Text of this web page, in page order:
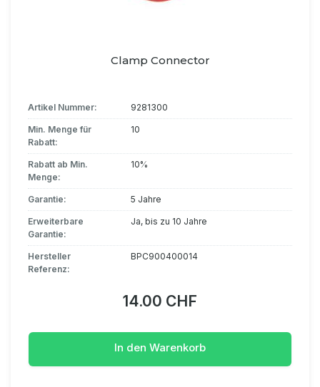
Clamp Connector
Artikel Nummer: 9281300
Min. Menge für
Rabatt:
10
Rabatt ab Min.
Menge:
10%
Garantie: 5 Jahre
Erweiterbare
Garantie:
Ja, bis zu 10 Jahre
Hersteller
Referenz:
BPC900400014
14.00 CHF
In den Warenkorb